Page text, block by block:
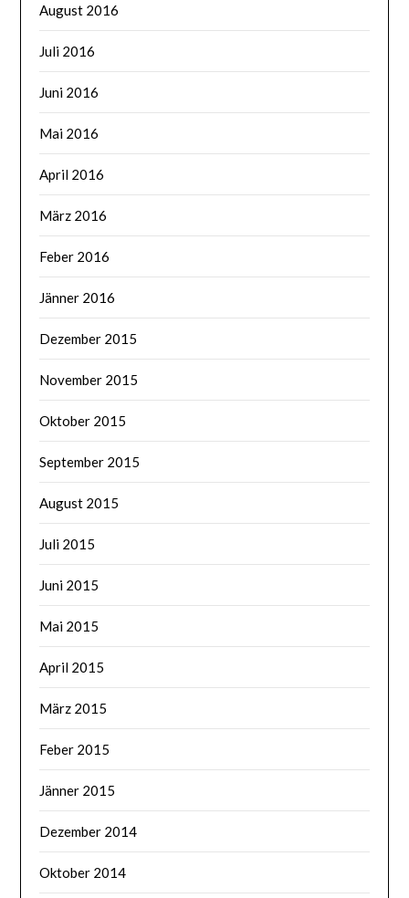
August 2016
Juli 2016
Juni 2016
Mai 2016
April 2016
März 2016
Feber 2016
Jänner 2016
Dezember 2015
November 2015
Oktober 2015
September 2015
August 2015
Juli 2015
Juni 2015
Mai 2015
April 2015
März 2015
Feber 2015
Jänner 2015
Dezember 2014
Oktober 2014